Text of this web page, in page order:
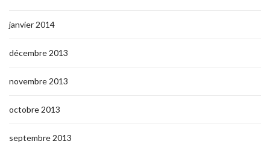
janvier 2014
décembre 2013
novembre 2013
octobre 2013
septembre 2013